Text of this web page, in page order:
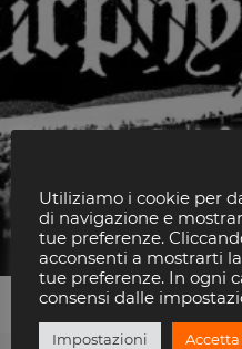
DROPKICK MURPHYS
Beky Bay
Utiliziamo i cookie per
di navigazione e
tue preferenze.
acconsenti a mostrarti
tue preferenze. In ogni
consensi dalle
Impostazioni